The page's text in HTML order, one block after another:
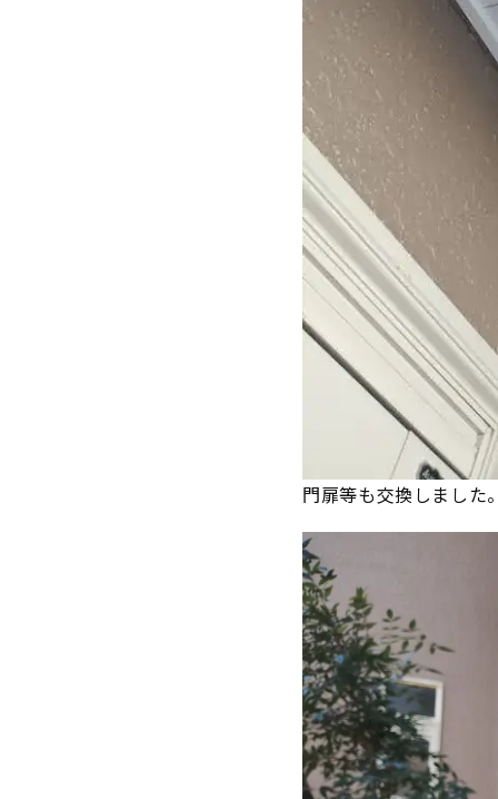
門扉等も交換しました